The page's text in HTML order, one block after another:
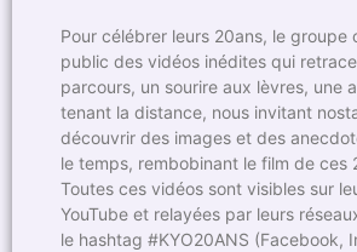
Pour célébrer leurs 20ans, le groupe
public des vidéos inédites qui
parcours, un sourire aux lèvres, une
tenant la distance, nous invitant
découvrir des images et des
le temps, rembobinant le film de ces
Toutes ces vidéos sont visibles sur
YouTube et relayées par leurs
le hashtag #KYO20ANS (Facebook,